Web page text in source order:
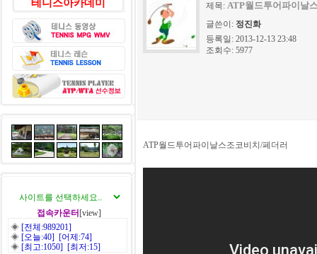
테니스아카데미
접속카운터 [view]
◈ [전체:989201]
◈ [오늘:40] [어제:74]
◈ [최고:1050] [최저:15]
제목: ATP월드투어파이날
글쓴이: 정진화
등록일: 2013-12-13 23:48
조회수: 5977
ATP월드투어파이날스조코비치/페더러